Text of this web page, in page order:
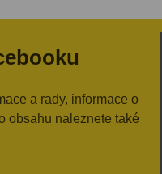
a rady, informace o
obsahu naleznete také